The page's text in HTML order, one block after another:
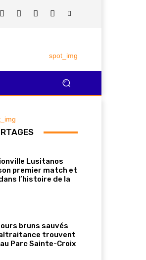
Lusitanos
premier match et
l’histoire de la
bruns sauvés
trouvent
Parc Sainte-Croix